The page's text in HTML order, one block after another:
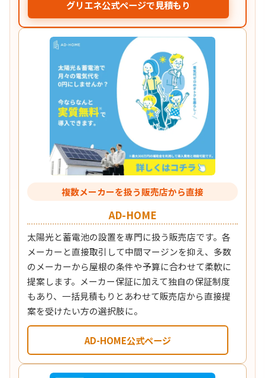
グリエネ公式ページで見積もり
複数メーカーを扱う販売店から直接
AD-HOME
太陽光と蓄電池の設置を専門に扱う販売店です。各
メーカーと直接取引して中間マージンを抑え、多数
のメーカーから屋根の条件や予算に合わせて柔軟に
提案します。メーカー保証に加えて独自の保証制度
もあり、一括見積もりとあわせて販売店から直接提
案を受けたい方の選択肢に。
AD-HOME公式ページ